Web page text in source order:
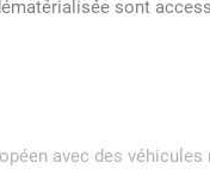
sont
avec des